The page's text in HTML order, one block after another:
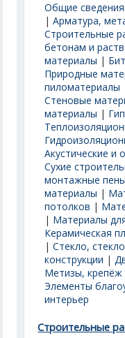
Общие
|Арматура,
Строительные
бетонам и
материалы |
Природные
пиломатериалы
Стеновые
материалы |
Акустические и
Сухие
монтажные пены
материалы |
потолков |
| Материалы
Керамическая
|Стекло,
конструкции |
Метизы, крепёж
Элементы
интерьер
Строительные